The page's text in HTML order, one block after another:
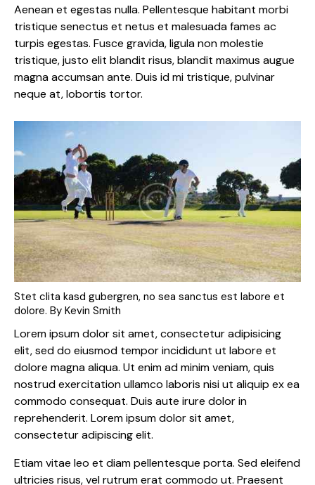
Aenean et egestas nulla. Pellentesque habitant morbi
tristique senectus et netus et malesuada fames ac
turpis egestas. Fusce gravida, ligula non molestie
tristique, justo elit blandit risus, blandit maximus augue
magna accumsan ante. Duis id mi tristique, pulvinar
neque at, lobortis tortor.
Stet clita kasd gubergren, no sea sanctus est labore et
dolore. By Kevin Smith
Lorem ipsum dolor sit amet, consectetur adipisicing
elit, sed do eiusmod tempor incididunt ut labore et
dolore magna aliqua. Ut enim ad minim veniam, quis
nostrud exercitation ullamco laboris nisi ut aliquip ex ea
commodo consequat. Duis aute irure dolor in
reprehenderit. Lorem ipsum dolor sit amet,
consectetur adipiscing elit.
Etiam vitae leo et diam pellentesque porta. Sed eleifend
ultricies risus, vel rutrum erat commodo ut. Praesent